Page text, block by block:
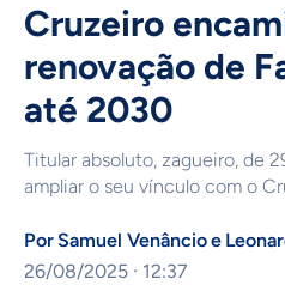
Cruzeiro
renovação de
até 2030
Titular absoluto, zagueiro, de
ampliar o seu vínculo com o
Por Samuel Venâncioe
26/08/2025 · 12:37